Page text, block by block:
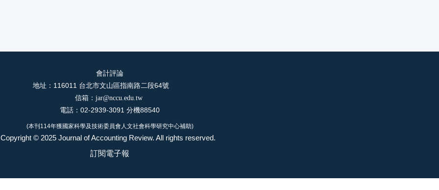
會計評論
地址：116011 台北市文山區指南路二段64號
信箱： jar@nccu.edu.tw
電話：02-2939-3091 分機88540
(本刊114年獲國家科學及技術委員會人文社會科學研究中心補助)
Copyright © 2025 Journal of Accounting Review. All rights reserved.
訂閱電子報